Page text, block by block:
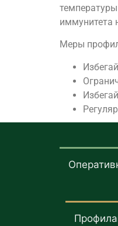
иммунитета
Меры